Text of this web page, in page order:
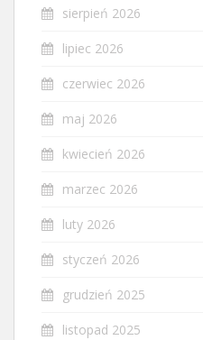
sierpień 2026
lipiec 2026
czerwiec 2026
maj 2026
kwiecień 2026
marzec 2026
luty 2026
styczeń 2026
grudzień 2025
listopad 2025